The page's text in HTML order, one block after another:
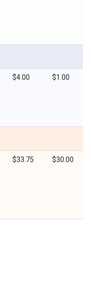
$4.00 $1.00
$33.75 $30.00